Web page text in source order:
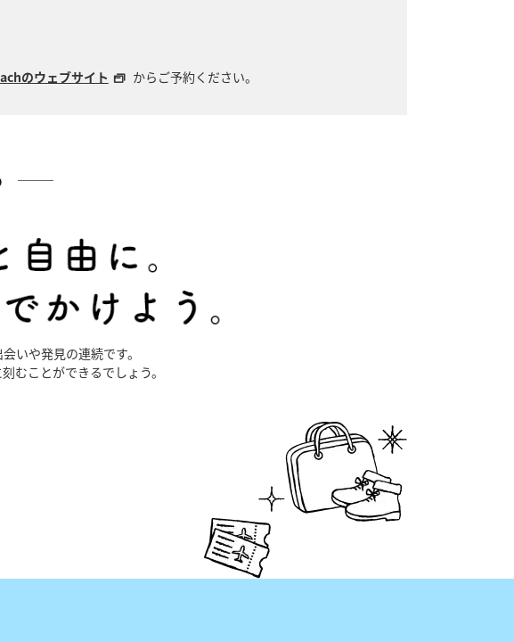
のウェブサイト からご予約ください。
いや発見の連続です。
むことができるでしょう。